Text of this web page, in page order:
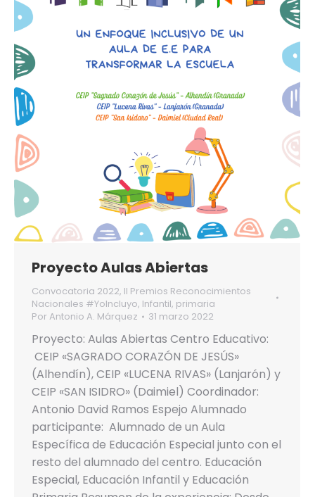
Proyecto Aulas Abiertas
Convocatoria 2022, II Premios Reconocimientos
Nacionales #YoIncluyo, Infantil, primaria
Por Antonio A. Márquez 31 marzo 2022
Proyecto: Aulas Abiertas Centro Educativo:
CEIP «SAGRADO CORAZÓN DE JESÚS»
(Alhendín), CEIP «LUCENA RIVAS» (Lanjarón) y
CEIP «SAN ISIDRO» (Daimiel) Coordinador:
Antonio David Ramos Espejo Alumnado
participante: Alumnado de un Aula
Específica de Educación Especial junto con el
resto del alumnado del centro. Educación
Especial, Educación Infantil y Educación